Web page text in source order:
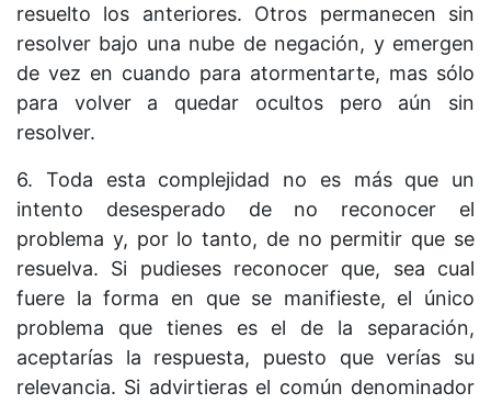
resuelto los anteriores. Otros permanecen sin
resolver bajo una nube de negación, y emergen
de vez en cuando para atormentarte, mas sólo
para volver a quedar ocultos pero aún sin
resolver.
6. Toda esta complejidad no es más que un
intento desesperado de no reconocer el
problema y, por lo tanto, de no permitir que se
resuelva. Si pudieses reconocer que, sea cual
fuere la forma en que se manifieste, el único
problema que tienes es el de la separación,
aceptarías la respuesta, puesto que verías su
relevancia. Si advirtieras el común denominador